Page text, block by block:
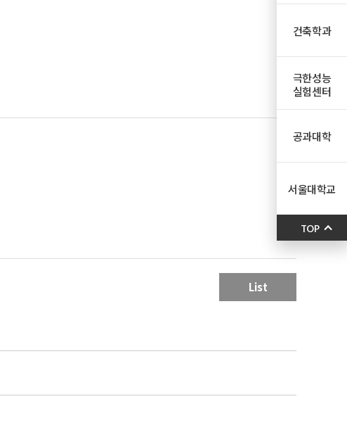
List
건축학과
극한성능
실험센터
공과대학
서울대학교
TOP